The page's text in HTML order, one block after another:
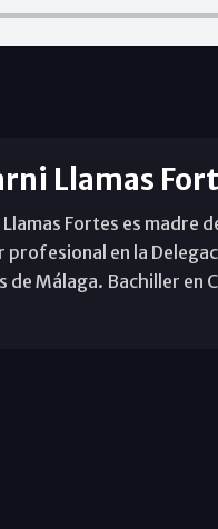
Llamas
Llamas Fortes es madre
profesional en la
de Málaga. Bachiller en